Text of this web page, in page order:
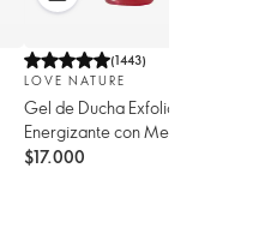
(1443)
LOVE NATURE
Gel de Ducha Exfoliante y
Energizante con Menta y
Frambuesa Orgánicos Love
$17.000